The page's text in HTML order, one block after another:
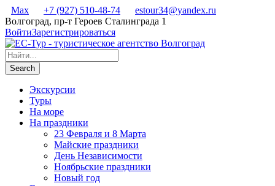
Max +7 (927) 510-48-74
estour34@yandex.ru
Волгоград, пр-т Героев Сталинграда 1
ВойтиЗарегистрироваться
Экскурсии
Туры
На море
На праздники
23 Февраля и 8 Марта
Майские праздники
День Независимости
Ноябрьские праздники
Новый год